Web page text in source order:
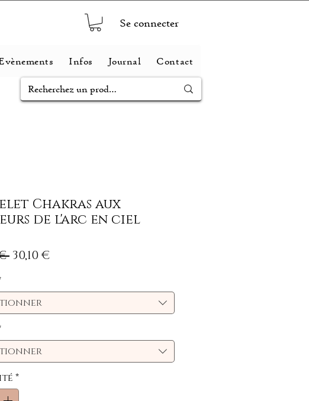
Se connecter
Infos Journal Contact
Chakras aux
de l'arc en ciel
Prix
30,10 €Prix
*